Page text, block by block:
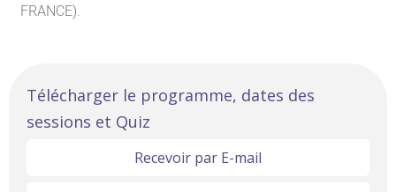
FRANCE).
Linguistique
Anglais
Télécharger le programme, dates des
sessions et Quiz
Recevoir par E-mail